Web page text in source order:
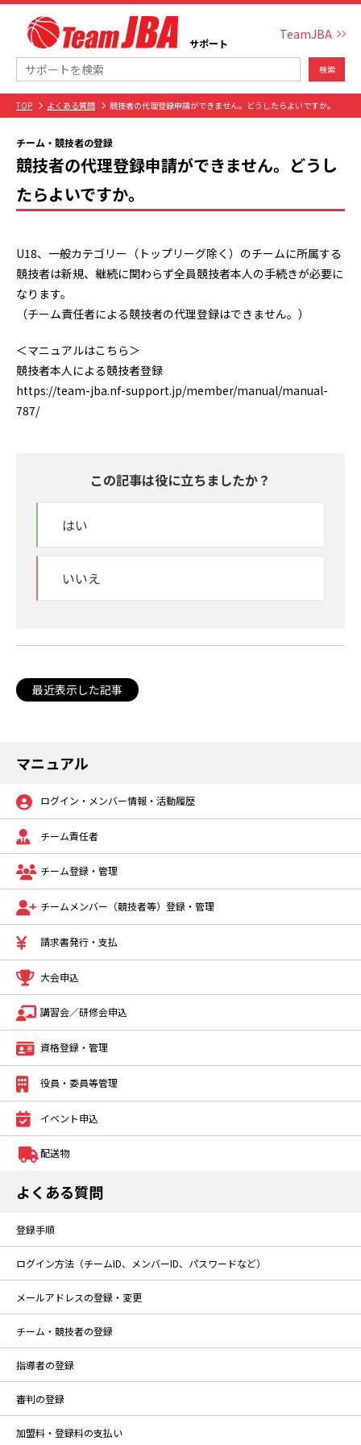
サポート
検索
TeamJBA
TOP よくある質問 競技者の代理登録申請ができません。どうしたらよいですか。
チーム・競技者の登録
競技者の代理登録申請ができません。どうし
たらよいですか。
U18、一般カテゴリー（トップリーグ除く）のチームに所属する
競技者は新規、継続に関わらず全員競技者本人の手続きが必要に
なります。
（チーム責任者による競技者の代理登録はできません。）
＜マニュアルはこちら＞
競技者本人による競技者登録
https://team-jba.nf-support.jp/member/manual/manual-
787/
この記事は役に立ちましたか？
はい
いいえ
最近表示した記事
マニュアル
ログイン・メンバー情報・活動履歴
チーム責任者
チーム登録・管理
チームメンバー（競技者等）登録・管理
請求書発行・支払
大会申込
講習会／研修会申込
資格登録・管理
役員・委員等管理
イベント申込
配送物
よくある質問
登録手順
ログイン方法（チームID、メンバーID、パスワードなど）
メールアドレスの登録・変更
チーム・競技者の登録
指導者の登録
審判の登録
加盟料・登録料の支払い